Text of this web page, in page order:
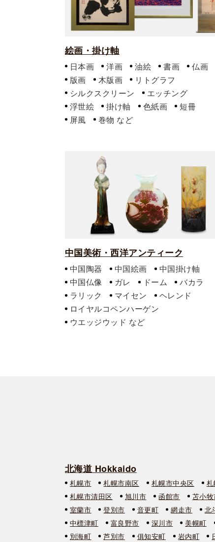
絵画・掛け軸
日本画 洋画 油絵 書画
仏画
版画
木版画
リトグラフ
シルクスクリーン
エッチング
浮世絵
掛け軸 色紙画
短冊
屏風
巻物
中国美術・西洋アンティーク
中国陶器 中国絵画
中国掛け軸
中国仏像
ガレ ドーム
バカラ
ラリック
マイセン
ヘレンド
ロイヤルコペンハーゲン
ウエッジウッド
北海道 Hokkaido
札幌市 札幌市南区 札幌市中央区
札幌市清田区
旭川市 函館市 苫小
室蘭市
登別市 音更町 網走市 北
中標津町
富良野市 深川市 美幌町
別海町
芦別市 俱知安町 岩内町